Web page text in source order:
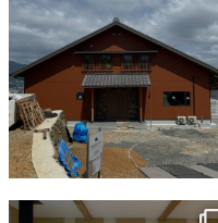
tomohouseinc